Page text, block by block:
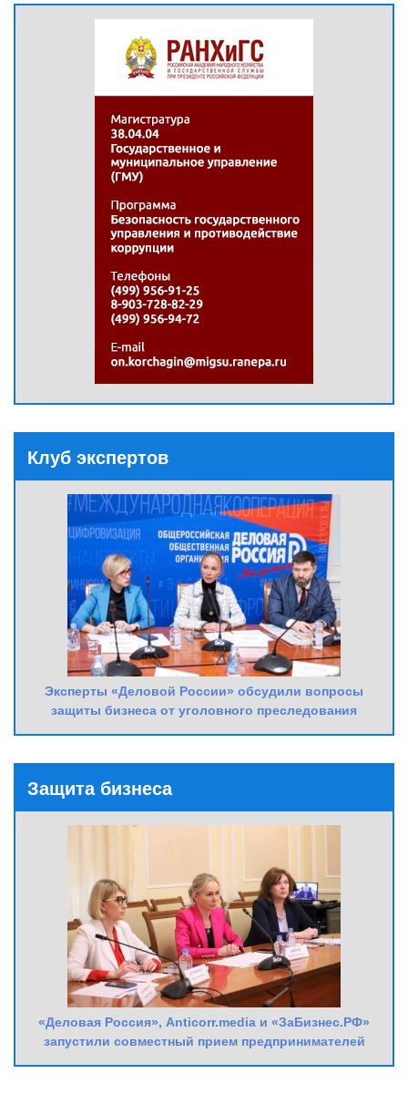
Клуб экспертов
Эксперты «Деловой России» обсудили вопросы
защиты бизнеса от уголовного преследования
Защита бизнеса
«Деловая Россия», Anticorr.media и «ЗаБизнес.РФ»
запустили совместный прием предпринимателей